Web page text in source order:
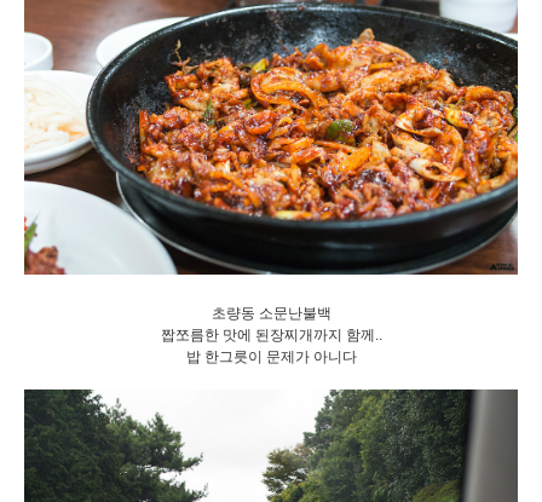
초량동 소문난불백
짭쪼름한 맛에 된장찌개까지 함께..
밥 한그릇이 문제가 아니다